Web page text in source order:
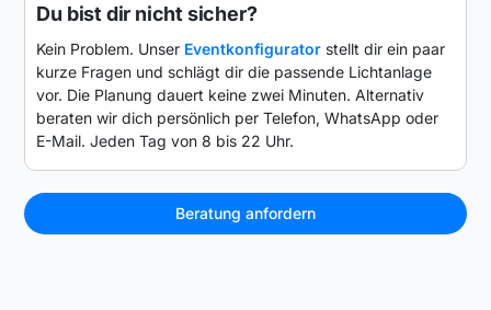
Du bist dir nicht sicher?
Kein Problem. Unser Eventkonfigurator stellt dir ein paar
kurze Fragen und schlägt dir die passende Lichtanlage
vor. Die Planung dauert keine zwei Minuten. Alternativ
beraten wir dich persönlich per Telefon, WhatsApp oder
E-Mail. Jeden Tag von 8 bis 22 Uhr.
Beratung anfordern